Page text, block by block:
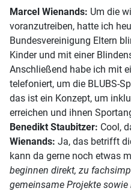
Marcel Wienands: Um die
voranzutreiben, hatte ich
Bundesvereinigung Eltern
Kinder und mit einer
Anschließend habe ich mit
telefoniert, um die BLUBS-
das ist ein Konzept, um
erreichen und ihnen
Benedikt Staubitzer: Cool,
Wienands: Ja, das betrifft
kann da gerne noch etwas
beginnen direkt, zu
gemeinsame Projekte